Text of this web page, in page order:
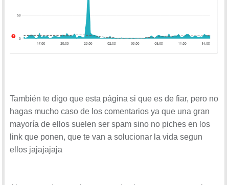
También te digo que esta página si que es de fiar, pero no
hagas mucho caso de los comentarios ya que una gran
mayoría de ellos suelen ser spam sino no piches en los
link que ponen, que te van a solucionar la vida segun
ellos jajajajaja